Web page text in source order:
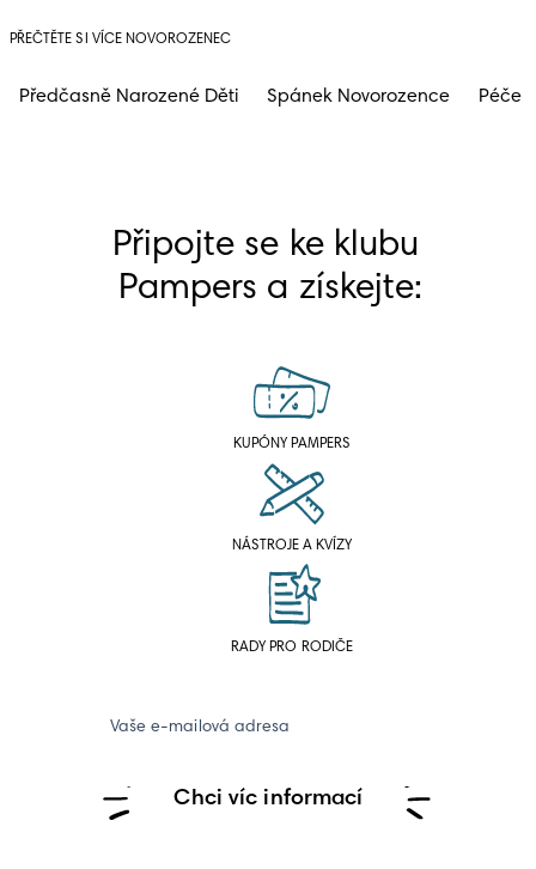
PŘEČTĚTE SI VÍCE NOVOROZENEC
Předčasně Narozené Děti Spánek Novorozence Péče
Připojte se ke klubu
Pampers a získejte:
KUPÓNY PAMPERS
NÁSTROJE A KVÍZY
RADY PRO RODIČE
Vaše e-mailová adresa
Chci víc informací